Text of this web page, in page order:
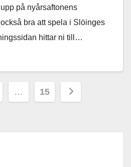
på nyårsaftonens
bra att spela i Slöinges
hittar ni till…
… 15